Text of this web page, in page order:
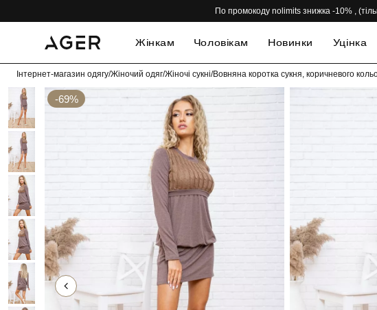
По промокоду nolimits знижка -10% ,
Жінкам Чоловікам Новинки Уцінка
Інтернет-магазин одягу/Жіночий одяг/Жіночі сукні/Вовняна коротка сукня, коричневого
-69%